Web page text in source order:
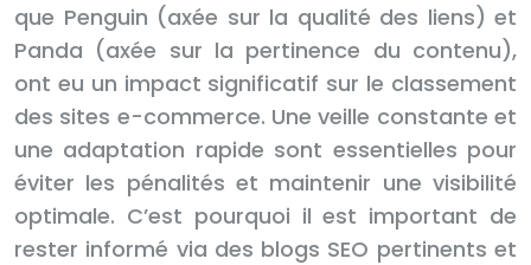
que Penguin (axée sur la qualité des liens) et
Panda (axée sur la pertinence du contenu),
ont eu un impact significatif sur le classement
des sites e-commerce. Une veille constante et
une adaptation rapide sont essentielles pour
éviter les pénalités et maintenir une visibilité
optimale. C’est pourquoi il est important de
rester informé via des blogs SEO pertinents et